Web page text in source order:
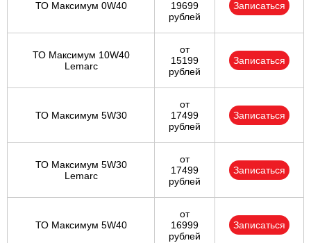
ТО Максимум 0W40
19699
рублей
Записаться
ТО Максимум 10W40
Lemarc
от
15199
рублей
Записаться
ТО Максимум 5W30
от
17499
рублей
Записаться
ТО Максимум 5W30
Lemarc
от
17499
рублей
Записаться
ТО Максимум 5W40
от
16999
рублей
Записаться